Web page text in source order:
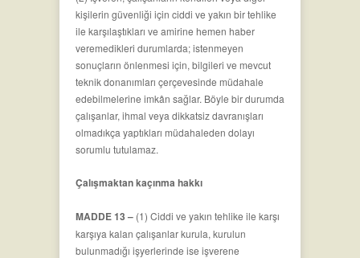
kişilerin güvenliği için ciddi ve yakın bir tehlike
ile karşılaştıkları ve amirine hemen haber
veremedikleri durumlarda; istenmeyen
sonuçların önlenmesi için, bilgileri ve mevcut
teknik donanımları çerçevesinde müdahale
edebilmelerine imkân sağlar. Böyle bir durumda
çalışanlar, ihmal veya dikkatsiz davranışları
olmadıkça yaptıkları müdahaleden dolayı
sorumlu tutulamaz.
Çalışmaktan kaçınma hakkı
MADDE 13 – (1) Ciddi ve yakın tehlike ile karşı
karşıya kalan çalışanlar kurula, kurulun
bulunmadığı işyerlerinde ise işverene